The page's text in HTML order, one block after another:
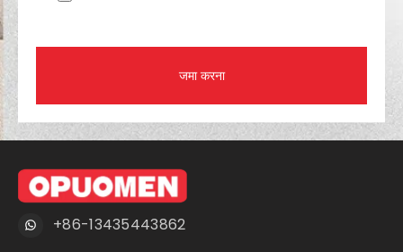
जमा करना
+86-13435443862